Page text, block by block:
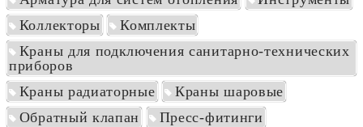
Коллекторы
Комплекты
Краны для подключения санитарно-технических
приборов
Краны радиаторные
Краны шаровые
Обратный клапан
Пресс-фитинги